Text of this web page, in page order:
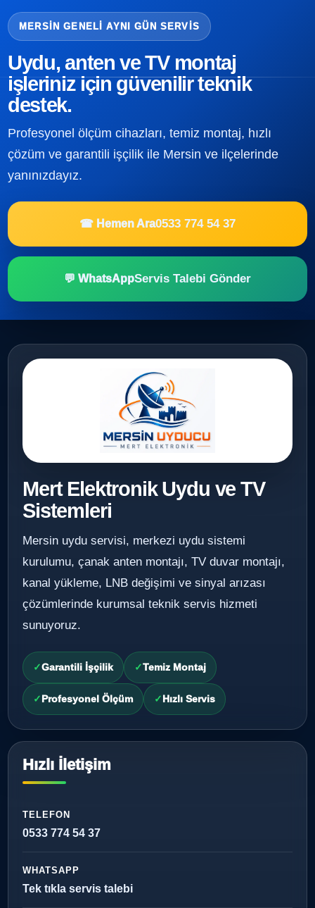
MERSIN GENELI AYNI GÜN SERVIS
Uydu, anten ve TV montaj
işleriniz için güvenilir teknik
destek.
Profesyonel ölçüm cihazları, temiz montaj, hızlı
çözüm ve garantili işçilik ile Mersin ve ilçelerinde
yanınızdayız.
☎ Hemen Ara0533 774 54 37
💬 WhatsAppServis Talebi Gönder
Mert Elektronik Uydu ve TV
Sistemleri
Mersin uydu servisi, merkezi uydu sistemi
kurulumu, çanak anten montajı, TV duvar montajı,
kanal yükleme, LNB değişimi ve sinyal arızası
çözümlerinde kurumsal teknik servis hizmeti
sunuyoruz.
Garantili İşçilik Temiz Montaj
Profesyonel Ölçüm Hızlı Servis
Hızlı İletişim
TELEFON
0533 774 54 37
WHATSAPP
Tek tıkla servis talebi